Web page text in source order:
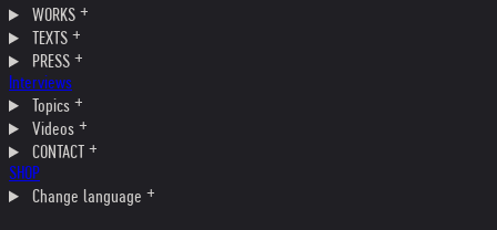
WORKS
TEXTS
PRESS
Interviews
Topics
Videos
CONTACT
SHOP
Change language